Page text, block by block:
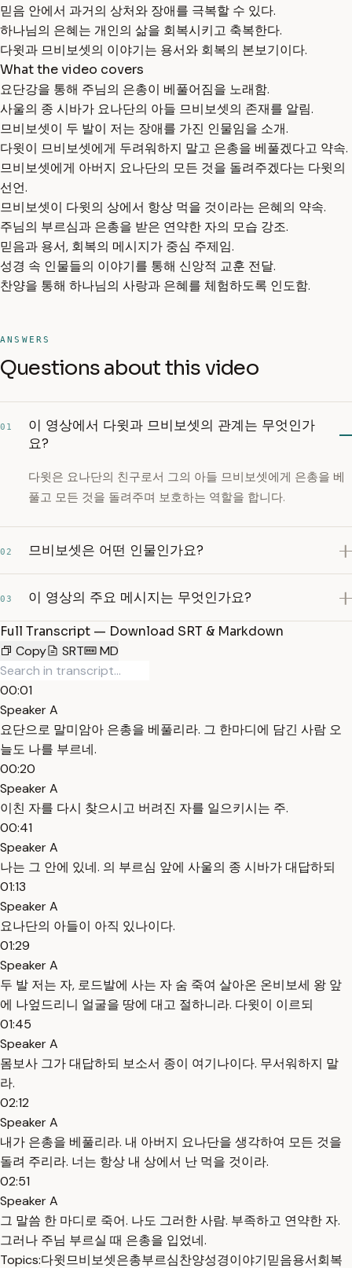
믿음 안에서 과거의 상처와 장애를 극복할 수 있다.
하나님의 은혜는 개인의 삶을 회복시키고 축복한다.
다윗과 므비보셋의 이야기는 용서와 회복의 본보기이다.
What the video covers
요단강을 통해 주님의 은총이 베풀어짐을 노래함.
사울의 종 시바가 요나단의 아들 므비보셋의 존재를 알림.
므비보셋이 두 발이 저는 장애를 가진 인물임을 소개.
다윗이 므비보셋에게 두려워하지 말고 은총을 베풀겠다고 약속.
므비보셋에게 아버지 요나단의 모든 것을 돌려주겠다는 다윗의
선언.
므비보셋이 다윗의 상에서 항상 먹을 것이라는 은혜의 약속.
주님의 부르심과 은총을 받은 연약한 자의 모습 강조.
믿음과 용서, 회복의 메시지가 중심 주제임.
성경 속 인물들의 이야기를 통해 신앙적 교훈 전달.
찬양을 통해 하나님의 사랑과 은혜를 체험하도록 인도함.
ANSWERS
Questions about this video
01
이 영상에서 다윗과 므비보셋의 관계는 무엇인가
요?
다윗은 요나단의 친구로서 그의 아들 므비보셋에게 은총을 베
풀고 모든 것을 돌려주며 보호하는 역할을 합니다.
02 므비보셋은 어떤 인물인가요?
03 이 영상의 주요 메시지는 무엇인가요?
Full Transcript — Download SRT & Markdown
Copy
SRT MD
00:01
Speaker A
요단으로 말미암아 은총을 베풀리라. 그 한마디에 담긴 사람 오
늘도 나를 부르네.
00:20
Speaker A
이친 자를 다시 찾으시고 버려진 자를 일으키시는 주.
00:41
Speaker A
나는 그 안에 있네. 의 부르심 앞에 사울의 종 시바가 대답하되
01:13
Speaker A
요나단의 아들이 아직 있나이다.
01:29
Speaker A
두 발 저는 자, 로드발에 사는 자 숨 죽여 살아온 온비보세 왕 앞
에 나엎드리니 얼굴을 땅에 대고 절하니라. 다윗이 이르되
01:45
Speaker A
몸보사 그가 대답하되 보소서 종이 여기나이다. 무서워하지 말
라.
02:12
Speaker A
내가 은총을 베풀리라. 내 아버지 요나단을 생각하여 모든 것을
돌려 주리라. 너는 항상 내 상에서 난 먹을 것이라.
02:51
Speaker A
그 말씀 한 마디로 죽어. 나도 그러한 사람. 부족하고 연약한 자.
그러나 주님 부르실 때 은총을 입었네.
Topics:다윗므비보셋은총부르심찬양성경이야기믿음용서회복